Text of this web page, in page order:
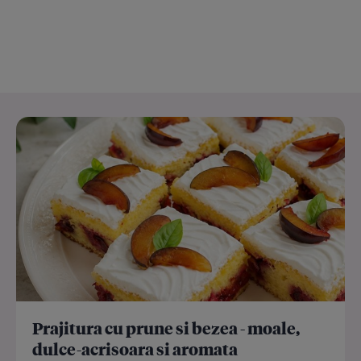
Prajitura cu prune si bezea - moale,
dulce-acrisoara si aromata